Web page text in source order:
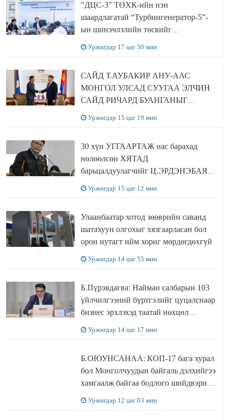
"ДЦС-3” ТӨХК-ийн нэн
шаардлагатай “Турбингенератор-5”-
ын шинэчлэлийн төсвийг
шийдвэрлэхээр болов
Уржигдар 17 цаг 50 мин
САЙД Т.АУБАКИР АНУ-ААС
МОНГОЛ УЛСАД СУУГАА ЭЛЧИН
САЙД РИЧАРД БУАНГАНЫГ
ХҮЛЭЭН АВЧ УУЛЗЛАА
Уржигдар 15 цаг 19 мин
30 хүн УГГААРТАЖ нас барахад
нөлөөлсөн ХЯТАД
барьцалдуулагчийг Ц.ЭРДЭНЭБАЯР
захирал дахин худалдаж авахаар
болжээ
Уржигдар 15 цаг 12 мин
Улаанбаатар хотод зөөврийн саванд
шатахуун олгохыг хязгаарласан бол
орон нутагт ийм хориг мөрдөгдөхгүй
Уржигдар 14 цаг 55 мин
Б.Пүрэвдагва: Найман салбарын 103
үйлчилгээний бүртгэлийг цуцалснаар
бизнес эрхлэхэд таатай нөхцөл
бүрдэнэ
Уржигдар 14 цаг 17 мин
Б.ОЮУНСАНАА: КОП-17 бага хурал
бол Монголчуудын байгаль дэлхийгээ
хамгаалж байгаа бодлого шийдвэрийг
ДЭЛХИЙД СУРТАЛЧИЛАХ гол
бодлого
Уржигдар 12 цаг 03 мин